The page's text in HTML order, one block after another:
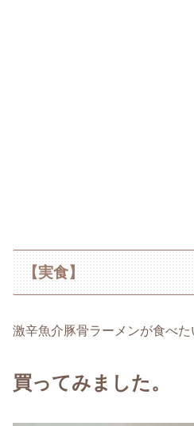
【実食】
激辛魚介豚骨ラーメンが食べた
買ってみました。